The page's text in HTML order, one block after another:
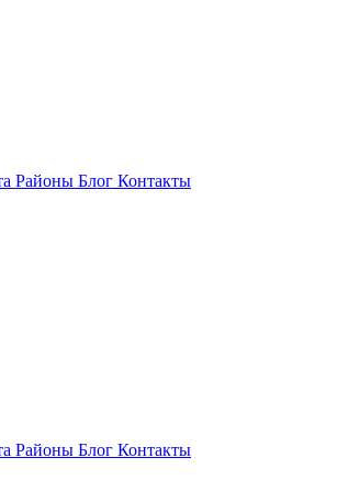
Районы Блог Контакты
Районы Блог Контакты